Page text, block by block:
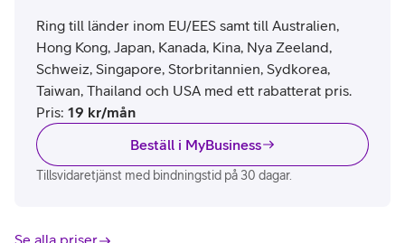
Ring till länder inom EU/EES samt till Australien,
Hong Kong, Japan, Kanada, Kina, Nya Zeeland,
Schweiz, Singapore, Storbritannien, Sydkorea,
Taiwan, Thailand och USA med ett rabatterat pris.
Pris: 19 kr/mån
Beställ i MyBusiness
Tillsvidaretjänst med bindningstid på 30 dagar.
Se alla priser